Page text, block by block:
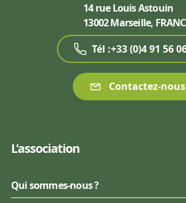
14 rue Louis Astouin
13002 Marseille,
Tél :+33 (0)4 91 56
Contactez-nous
L'association
Qui sommes-nous ?